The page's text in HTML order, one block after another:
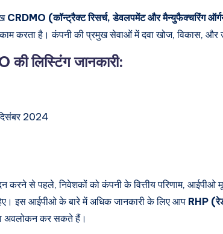
CRDMO (कॉन्ट्रैक्ट रिसर्च, डेवलपमेंट और मैन्युफैक्चरिंग
काम करता है। कंपनी की प्रमुख सेवाओं में दवा खोज, विकास, और
लिस्टिंग जानकारी:
2024
से पहले, निवेशकों को कंपनी के वित्तीय परिणाम, आईपीओ
इस आईपीओ के बारे में अधिक जानकारी के लिए आप RHP
अवलोकन कर सकते हैं।